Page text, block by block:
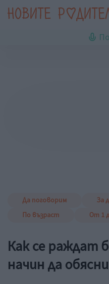
Да поговорим За
По възраст
От 1
Как се раждат
начин да